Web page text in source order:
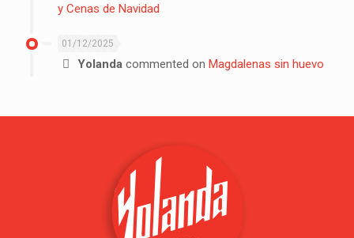
y Cenas de Navidad
01/12/2025
Yolanda commented on Magdalenas sin huevo